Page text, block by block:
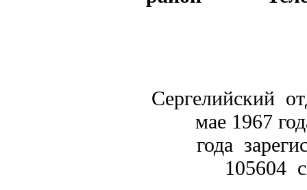
Сергелийский
мае 1967
года
105604